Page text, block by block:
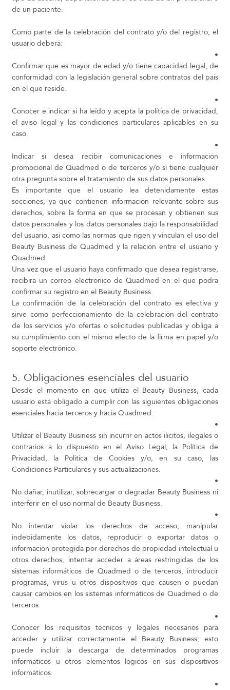
de un paciente.
Como parte de la celebración del contrato y/o del registro, el
usuario deberá:
•
Confirmar que es mayor de edad y/o tiene capacidad legal, de
conformidad con la legislación general sobre contratos del país
en el que reside.
•
Conocer e indicar si ha leído y acepta la política de privacidad,
el aviso legal y las condiciones particulares aplicables en su
caso.
•
Indicar si desea recibir comunicaciones e información
promocional de Quadmed o de terceros y/o si tiene cualquier
otra pregunta sobre el tratamiento de sus datos personales.
Es importante que el usuario lea detenidamente estas
secciones, ya que contienen información relevante sobre sus
derechos, sobre la forma en que se procesan y obtienen sus
datos personales y los datos personales bajo la responsabilidad
del usuario, así como las normas que rigen y vinculan el uso del
Beauty Business de Quadmed y la relación entre el usuario y
Quadmed.
Una vez que el usuario haya confirmado que desea registrarse,
recibirá un correo electrónico de Quadmed en el que podrá
confirmar su registro en el Beauty Business.
La confirmación de la celebración del contrato es efectiva y
sirve como perfeccionamiento de la celebración del contrato
de los servicios y/o ofertas o solicitudes publicadas y obliga a
su cumplimiento con el mismo efecto de la firma en papel y/o
soporte electrónico.
5. Obligaciones esenciales del usuario
Desde el momento en que utiliza el Beauty Business, cada
usuario está obligado a cumplir con las siguientes obligaciones
esenciales hacia terceros y hacia Quadmed:
•
Utilizar el Beauty Business sin incurrir en actos ilícitos, ilegales o
contrarios a lo dispuesto en el Aviso Legal, la Política de
Privacidad, la Política de Cookies y/o, en su caso, las
Condiciones Particulares y sus actualizaciones.
•
No dañar, inutilizar, sobrecargar o degradar Beauty Business ni
interferir en el uso normal de Beauty Business.
•
No intentar violar los derechos de acceso, manipular
indebidamente los datos, reproducir o exportar datos o
información protegida por derechos de propiedad intelectual u
otros derechos, intentar acceder a áreas restringidas de los
sistemas informáticos de Quadmed o de terceros, introducir
programas, virus u otros dispositivos que causen o puedan
causar cambios en los sistemas informáticos de Quadmed o de
terceros.
•
Conocer los requisitos técnicos y legales necesarios para
acceder y utilizar correctamente el Beauty Business; esto
puede incluir la descarga de determinados programas
informáticos u otros elementos lógicos en sus dispositivos
informáticos.
•